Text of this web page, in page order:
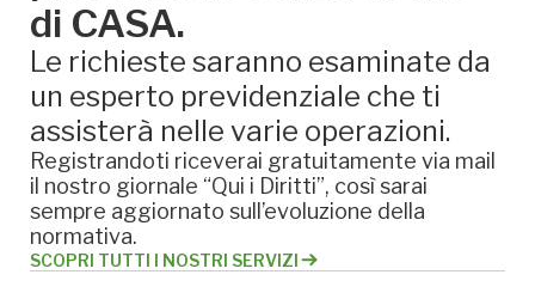
di CASA.
Le richieste saranno esaminate da
un esperto previdenziale che ti
assisterà nelle varie operazioni.
Registrandoti riceverai gratuitamente via mail
il nostro giornale “Qui i Diritti”, così sarai
sempre aggiornato sull’evoluzione della
normativa.
SCOPRI TUTTI I NOSTRI SERVIZI